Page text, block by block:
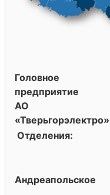
Головное
предприятие
АО
«Тверьгорэлектро»
Отделения:
Андреапольское